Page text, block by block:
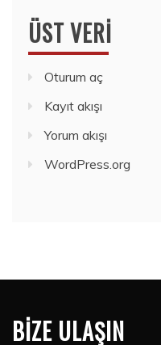
ÜST VERI
Oturum aç
Kayıt akışı
Yorum akışı
WordPress.org
BIZE ULAŞIN